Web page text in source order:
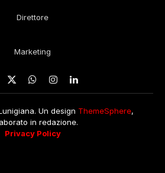
Direttore
Marketing
X
WhatsApp
Instagram
LinkedIn
Un design ThemeSphere,
in redazione.
Privacy Policy